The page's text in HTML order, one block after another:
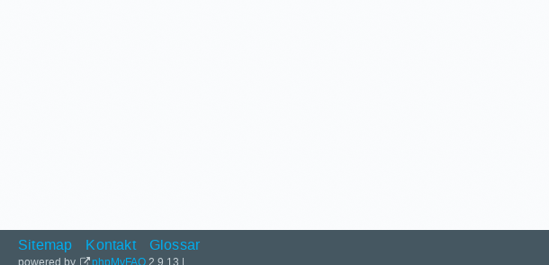
Sitemap Kontakt Glossar
powered by phpMyFAQ 2.9.13 |